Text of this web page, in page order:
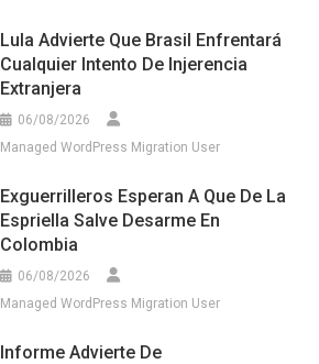
Lula Advierte Que Brasil Enfrentará
Cualquier Intento De Injerencia
Extranjera
06/08/2026
Managed WordPress Migration User
Exguerrilleros Esperan A Que De La
Espriella Salve Desarme En
Colombia
06/08/2026
Managed WordPress Migration User
Informe Advierte De